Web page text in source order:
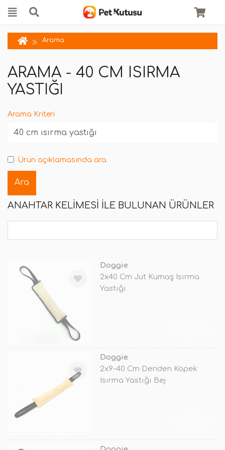
Arama
ARAMA - 40 CM ISIRMA
YASTIĞI
Arama Kriteri
Ürün açıklamasında ara.
ANAHTAR KELIMESI ILE BULUNAN ÜRÜNLER
Doggie
2x40 Cm Jut Kumaş Isırma
Yastığı
Doggie
2x9-40 Cm Deriden Köpek
Isırma Yastığı Bej